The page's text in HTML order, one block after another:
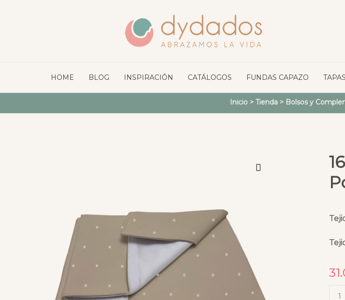
HOME BLOG INSPIRACIÓN CATÁLOGOS FUNDAS CAPAZO
Inicio> Tienda> Bolsos y